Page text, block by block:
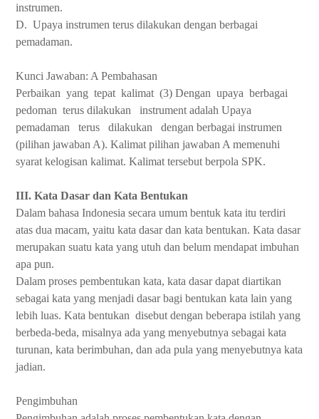
instrumen.
D. Upaya instrumen terus dilakukan dengan berbagai
pemadaman.
Kunci Jawaban: A Pembahasan
Perbaikan yang tepat kalimat (3) Dengan upaya berbagai
pedoman terus dilakukan
instrument adalah Upaya
pemadaman
terus dilakukan
dengan berbagai instrumen
(pilihan jawaban A). Kalimat pilihan jawaban A memenuhi
syarat kelogisan kalimat. Kalimat tersebut berpola SPK.
III. Kata Dasar dan Kata Bentukan
Dalam bahasa Indonesia secara umum bentuk kata itu terdiri
atas dua macam, yaitu kata dasar dan kata bentukan. Kata dasar
merupakan suatu kata yang utuh dan belum mendapat imbuhan
apa pun.
Dalam proses pembentukan kata, kata dasar dapat diartikan
sebagai kata yang menjadi dasar bagi bentukan kata lain yang
lebih luas. Kata bentukan disebut dengan beberapa istilah yang
berbeda-beda, misalnya ada yang menyebutnya sebagai kata
turunan, kata berimbuhan, dan ada pula yang menyebutnya kata
jadian.
Pengimbuhan